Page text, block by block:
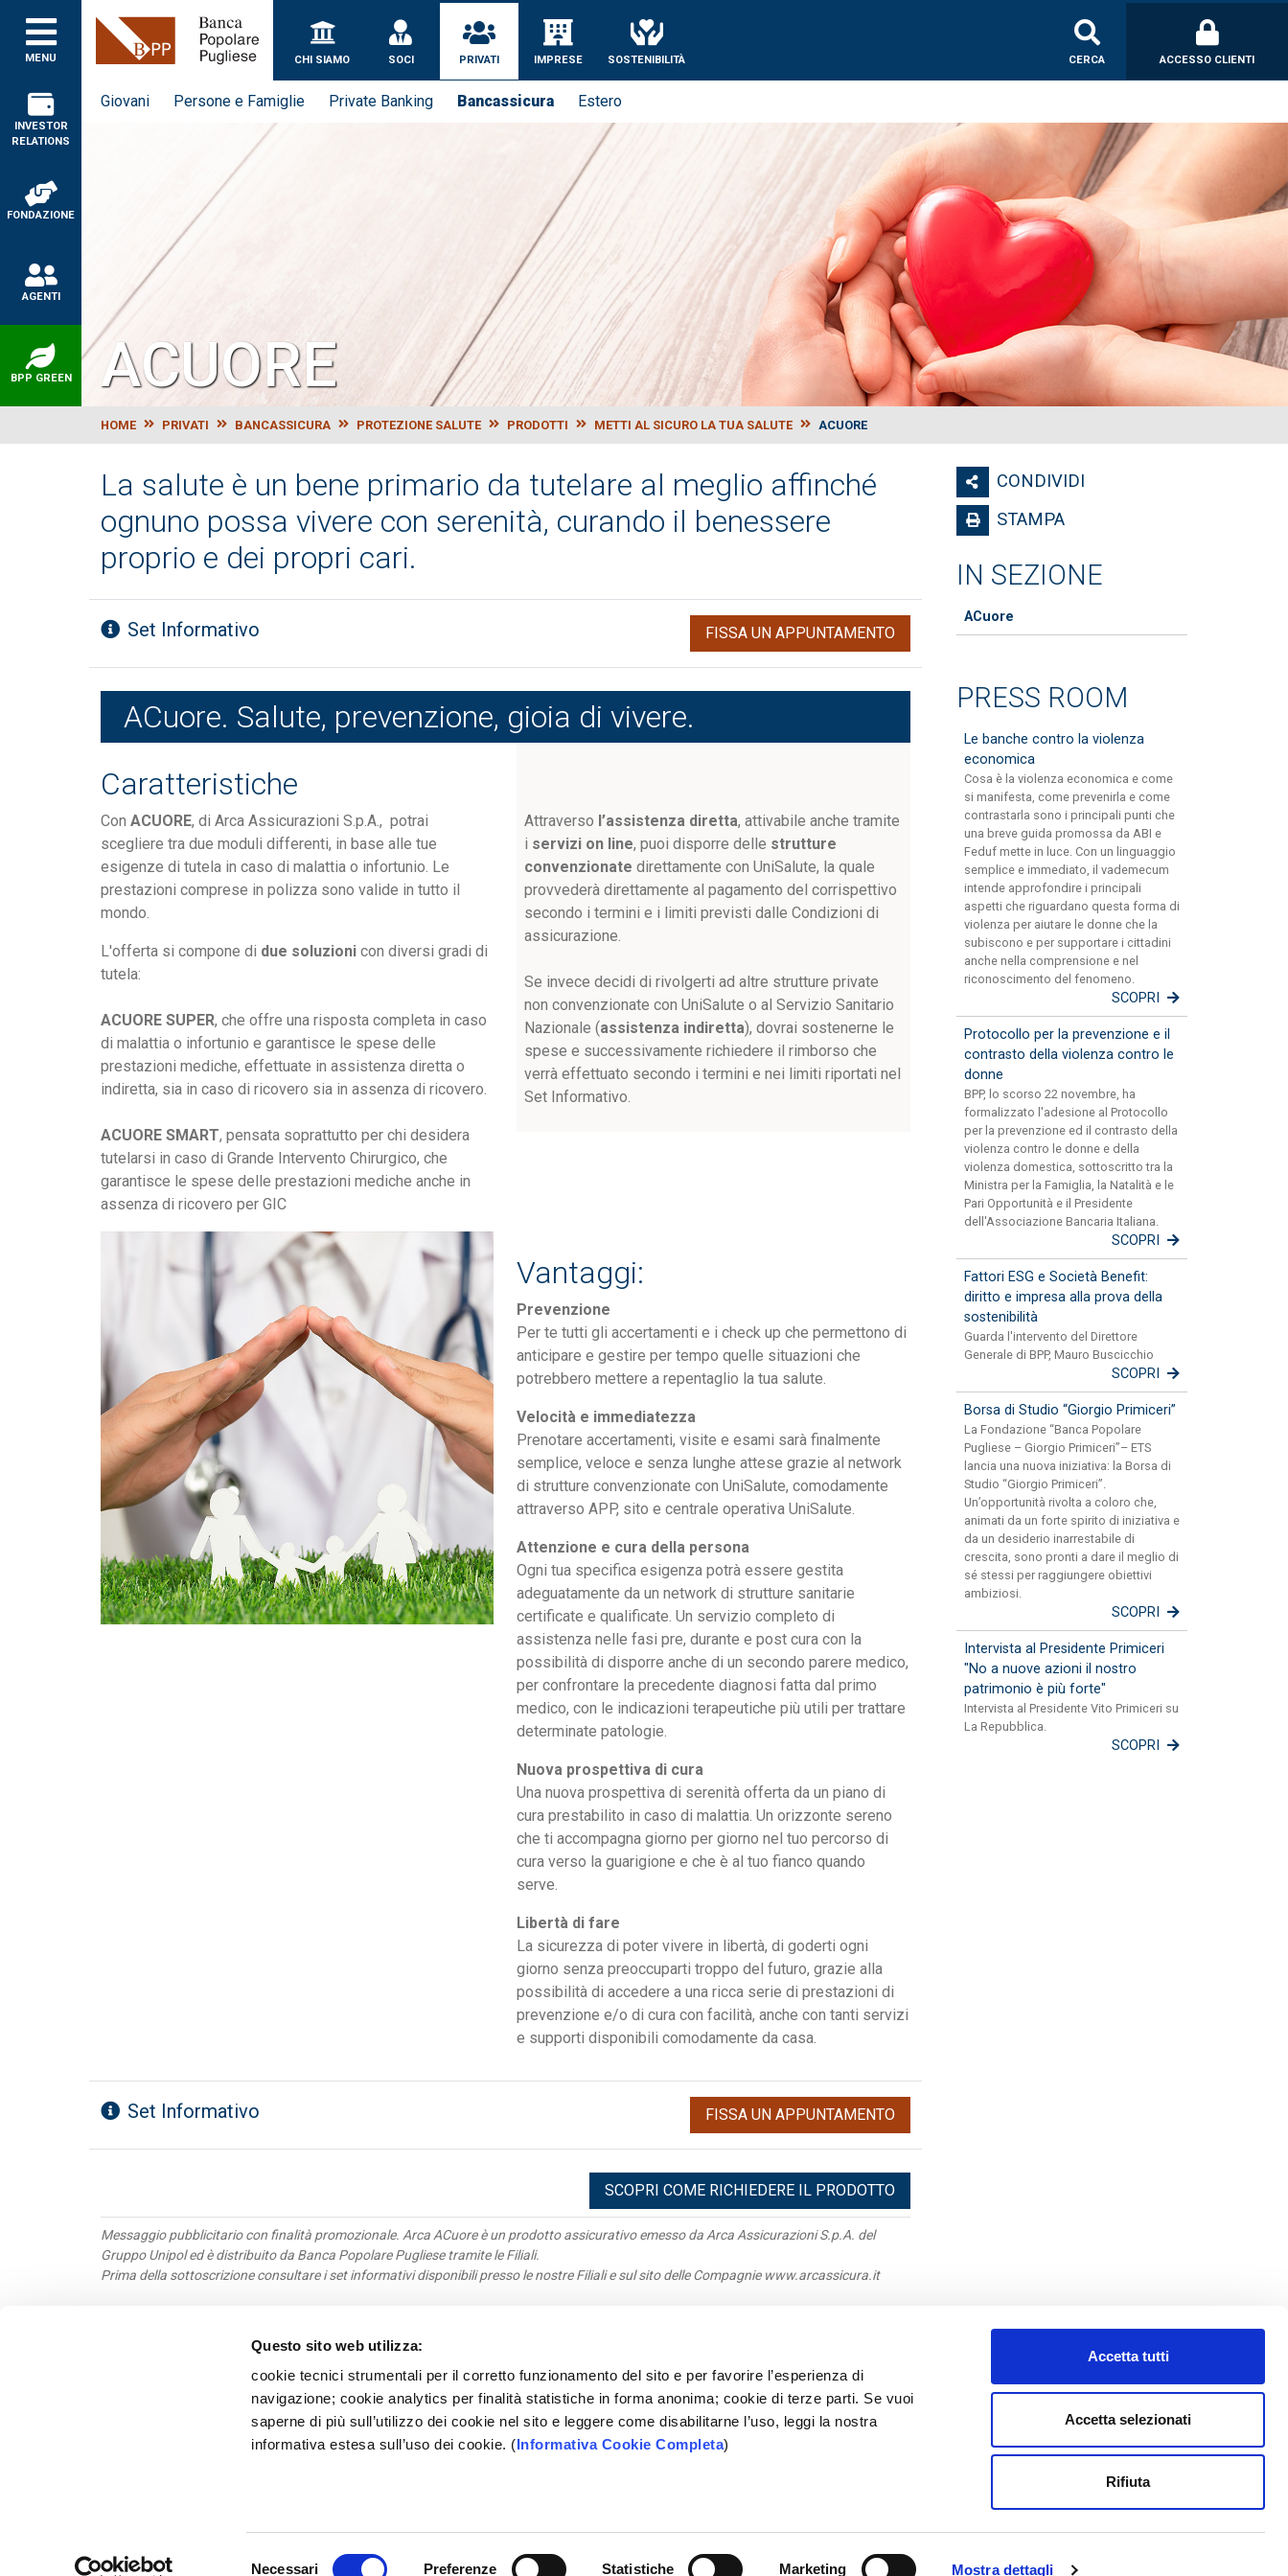
Questo sito web utilizza:
cookie tecnici strumentali per il corretto funzionamento del sito e per favorire l’esperienza di
navigazione; cookie analytics per finalità statistiche in forma anonima; cookie di terze parti. Se vuoi
saperne di più sull’utilizzo dei cookie nel sito e leggere come disabilitarne l’uso, leggi la nostra
informativa estesa sull’uso dei cookie. (Informativa Cookie Completa)
Necessari Preferenze Statistiche Marketing Mostra dettagli
Accetta tutti
Accetta selezionati
Rifiuta
MENU
Banca Popolare Pugliese
CHI SIAMO SOCI PRIVATI IMPRESE SOSTENIBILITÀ
Giovani Persone e Famiglie Private Banking Bancassicura Estero
INVESTOR
RELATIONS
FONDAZIONE
AGENTI
BPP GREEN
CERCA ACCESSO CLIENTI
ACUORE
HOME PRIVATI BANCASSICURA PROTEZIONE SALUTE PRODOTTI METTI AL SICURO LA TUA SALUTE ACUORE
La salute è un bene primario da tutelare al meglio affinché
ognuno possa vivere con serenità, curando il benessere
proprio e dei propri cari.
Set Informativo FISSA UN APPUNTAMENTO
ACuore. Salute, prevenzione, gioia di vivere.
Caratteristiche
Con ACUORE, di Arca Assicurazioni S.p.A., potrai
scegliere tra due moduli differenti, in base alle tue
esigenze di tutela in caso di malattia o infortunio. Le
prestazioni comprese in polizza sono valide in tutto il
mondo.
L'offerta si compone di due soluzioni con diversi gradi di
tutela:
ACUORE SUPER, che offre una risposta completa in caso
di malattia o infortunio e garantisce le spese delle
prestazioni mediche, effettuate in assistenza diretta o
indiretta, sia in caso di ricovero sia in assenza di ricovero.
ACUORE SMART, pensata soprattutto per chi desidera
tutelarsi in caso di Grande Intervento Chirurgico, che
garantisce le spese delle prestazioni mediche anche in
assenza di ricovero per GIC
Attraverso l’assistenza diretta, attivabile anche tramite
i servizi on line, puoi disporre delle strutture
convenzionatedirettamente con UniSalute, la quale
provvederà direttamente al pagamento del corrispettivo
secondo i termini e i limiti previsti dalle Condizioni di
assicurazione.
Se invece decidi di rivolgerti ad altre strutture private
non convenzionate con UniSalute o al Servizio Sanitario
Nazionale (assistenza indiretta), dovrai sostenerne le
spese e successivamente richiedere il rimborso che
verrà effettuato secondo i termini e nei limiti riportati nel
Set Informativo.
Vantaggi:
Prevenzione
Per te tutti gli accertamenti e i check up che permettono di
anticipare e gestire per tempo quelle situazioni che
potrebbero mettere a repentaglio la tua salute.
Velocità e immediatezza
Prenotare accertamenti, visite e esami sarà finalmente
semplice, veloce e senza lunghe attese grazie al network
di strutture convenzionate con UniSalute, comodamente
attraverso APP, sito e centrale operativa UniSalute.
Attenzione e cura della persona
Ogni tua specifica esigenza potrà essere gestita
adeguatamente da un network di strutture sanitarie
certificate e qualificate. Un servizio completo di
assistenza nelle fasi pre, durante e post cura con la
possibilità di disporre anche di un secondo parere medico,
per confrontare la precedente diagnosi fatta dal primo
medico, con le indicazioni terapeutiche più utili per trattare
determinate patologie.
Nuova prospettiva di cura
Una nuova prospettiva di serenità offerta da un piano di
cura prestabilito in caso di malattia. Un orizzonte sereno
che ti accompagna giorno per giorno nel tuo percorso di
cura verso la guarigione e che è al tuo fianco quando
serve.
Libertà di fare
La sicurezza di poter vivere in libertà, di goderti ogni
giorno senza preoccuparti troppo del futuro, grazie alla
possibilità di accedere a una ricca serie di prestazioni di
prevenzione e/o di cura con facilità, anche con tanti servizi
e supporti disponibili comodamente da casa.
Set Informativo FISSA UN APPUNTAMENTO
SCOPRI COME RICHIEDERE IL PRODOTTO
Messaggio pubblicitario con finalità promozionale. Arca ACuore è un prodotto assicurativo emesso da Arca Assicurazioni S.p.A. del
Gruppo Unipol ed è distribuito da Banca Popolare Pugliese tramite le Filiali.
Prima della sottoscrizione consultare i set informativi disponibili presso le nostre Filiali e sul sito delle Compagnie www.arcassicura.it
CONDIVIDI
STAMPA
IN SEZIONE
ACuore
PRESS ROOM
Le banche contro la violenza
economica
Cosa è la violenza economica e come
si manifesta, come prevenirla e come
contrastarla sono i principali punti che
una breve guida promossa da ABI e
Feduf mette in luce. Con un linguaggio
semplice e immediato, il vademecum
intende approfondire i principali
aspetti che riguardano questa forma di
violenza per aiutare le donne che la
subiscono e per supportare i cittadini
anche nella comprensione e nel
riconoscimento del fenomeno.
SCOPRI
Protocollo per la prevenzione e il
contrasto della violenza contro le
donne
BPP, lo scorso 22 novembre, ha
formalizzato l'adesione al Protocollo
per la prevenzione ed il contrasto della
violenza contro le donne e della
violenza domestica, sottoscritto tra la
Ministra per la Famiglia, la Natalità e le
Pari Opportunità e il Presidente
dell'Associazione Bancaria Italiana.
SCOPRI
Fattori ESG e Società Benefit:
diritto e impresa alla prova della
sostenibilità
Guarda l'intervento del Direttore
Generale di BPP, Mauro Buscicchio
SCOPRI
Borsa di Studio “Giorgio Primiceri”
La Fondazione “Banca Popolare
Pugliese – Giorgio Primiceri”– ETS
lancia una nuova iniziativa: la Borsa di
Studio “Giorgio Primiceri”.
Un’opportunità rivolta a coloro che,
animati da un forte spirito di iniziativa e
da un desiderio inarrestabile di
crescita, sono pronti a dare il meglio di
sé stessi per raggiungere obiettivi
ambiziosi.
SCOPRI
Intervista al Presidente Primiceri
"No a nuove azioni il nostro
patrimonio è più forte"
Intervista al Presidente Vito Primiceri su
La Repubblica.
SCOPRI
Obbligazioni
Privacy
Trasparenza
Terze Parti
Whistleblowing
Parti correlate
Rapporti Dormienti
Sepa
Mifid
Fotogallery
Disconoscimenti
SEGUICI SU: